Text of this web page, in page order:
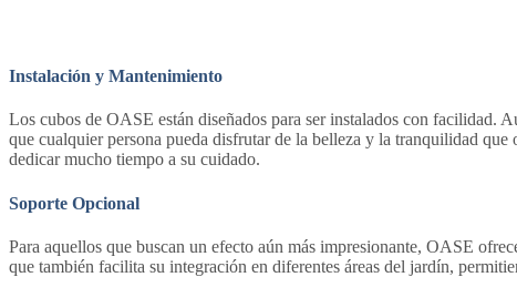
Instalación y Mantenimiento
Los cubos de OASE están diseñados para ser instalados con facilidad.
que cualquier persona pueda disfrutar de la belleza y la tranquilidad
dedicar mucho tiempo a su cuidado.
Soporte Opcional
Para aquellos que buscan un efecto aún más impresionante, OASE
que también facilita su integración en diferentes áreas del jardín,